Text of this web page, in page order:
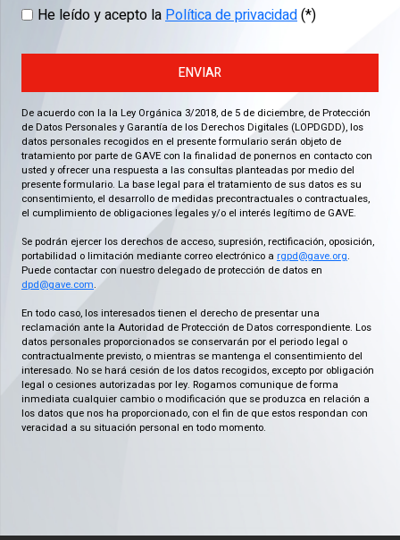
He leído y acepto laPolítica de privacidad(*)
ENVIAR
De acuerdo con la la Ley Orgánica 3/2018, de 5 de diciembre, de Protección
de Datos Personales y Garantía de los Derechos Digitales (LOPDGDD), los
datos personales recogidos en el presente formulario serán objeto de
tratamiento por parte de GAVE con la finalidad de ponernos en contacto con
usted y ofrecer una respuesta a las consultas planteadas por medio del
presente formulario. La base legal para el tratamiento de sus datos es su
consentimiento, el desarrollo de medidas precontractuales o contractuales,
el cumplimiento de obligaciones legales y/o el interés legítimo de GAVE.
Se podrán ejercer los derechos de acceso, supresión, rectificación, oposición,
portabilidad o limitación mediante correo electrónico a rgpd@gave.org.
Puede contactar con nuestro delegado de protección de datos en
dpd@gave.com.
En todo caso, los interesados tienen el derecho de presentar una
reclamación ante la Autoridad de Protección de Datos correspondiente. Los
datos personales proporcionados se conservarán por el periodo legal o
contractualmente previsto, o mientras se mantenga el consentimiento del
interesado. No se hará cesión de los datos recogidos, excepto por obligación
legal o cesiones autorizadas por ley. Rogamos comunique de forma
inmediata cualquier cambio o modificación que se produzca en relación a
los datos que nos ha proporcionado, con el fin de que estos respondan con
veracidad a su situación personal en todo momento.